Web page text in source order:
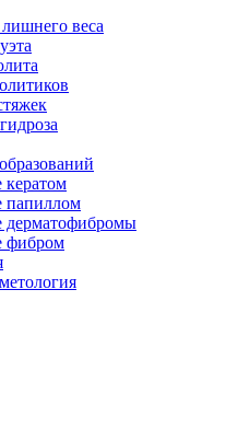
веса
кератом
папиллом
дерматофибромы
фибром